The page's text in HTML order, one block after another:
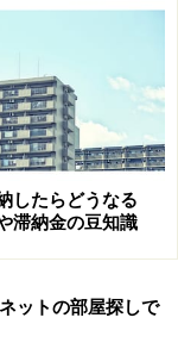
したらどうなる
滞納金の豆知識
ットの部屋探しで